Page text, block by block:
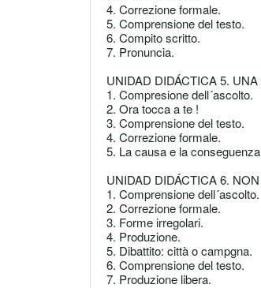
4. Correzione formale.
5. Comprensione del testo.
6. Compito scritto.
7. Pronuncia.
UNIDAD DIDÁCTICA 5.
1. Compresione dell´ascolto.
2. Ora tocca a te !
3. Comprensione del testo.
4. Correzione formale.
5. La causa e la
UNIDAD DIDÁCTICA 6.
1. Comprensione dell´ascolto.
2. Correzione formale.
3. Forme irregolari.
4. Produzione.
5. Dibattito: città o campgna.
6. Comprensione del testo.
7. Produzione libera.